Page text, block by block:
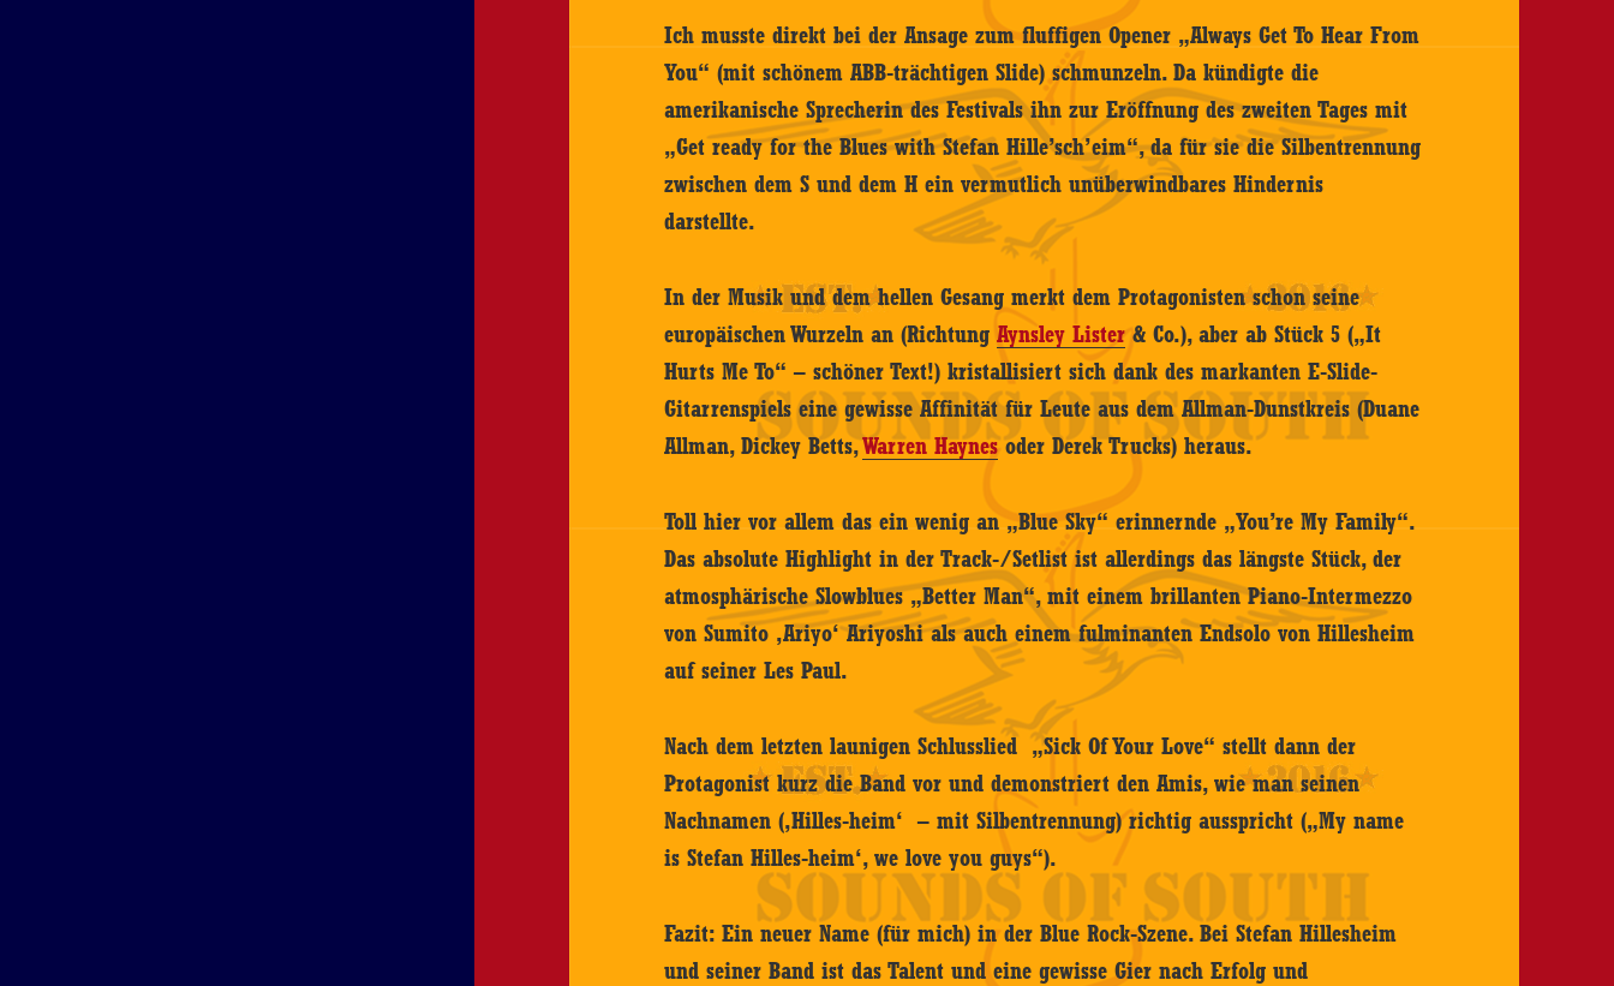
Ich musste direkt bei der Ansage zum fluffigen Opener „Always Get To Hear From
You“ (mit schönem ABB-trächtigen Slide) schmunzeln. Da kündigte die
amerikanische Sprecherin des Festivals ihn zur Eröffnung des zweiten Tages mit
„Get ready for the Blues with Stefan Hille’sch’eim“, da für sie die Silbentrennung
zwischen dem S und dem H ein vermutlich unüberwindbares Hindernis
darstellte.
In der Musik und dem hellen Gesang merkt dem Protagonisten schon seine
europäischen Wurzeln an (RichtungAynsley Lister& Co.), aber ab Stück 5 („It
Hurts Me To“ – schöner Text!) kristallisiert sich dank des markanten E-Slide-
Gitarrenspiels eine gewisse Affinität für Leute aus dem Allman-Dunstkreis (Duane
Allman, Dickey Betts,Warren Haynesoder Derek Trucks) heraus.
Toll hier vor allem das ein wenig an „Blue Sky“ erinnernde „You’re My Family“.
Das absolute Highlight in der Track-/Setlist ist allerdings das längste Stück, der
atmosphärische Slowblues „Better Man“, mit einem brillanten Piano-Intermezzo
von Sumito ‚Ariyo‘ Ariyoshi als auch einem fulminanten Endsolo von Hillesheim
auf seiner Les Paul.
Nach dem letzten launigen Schlusslied „Sick Of Your Love“ stellt dann der
Protagonist kurz die Band vor und demonstriert den Amis, wie man seinen
Nachnamen (‚Hilles-heim‘ – mit Silbentrennung) richtig ausspricht („My name
is Stefan Hilles-heim‘, we love you guys“).
Fazit: Ein neuer Name (für mich) in der Blue Rock-Szene. Bei Stefan Hillesheim
und seiner Band ist das Talent und eine gewisse Gier nach Erfolg und